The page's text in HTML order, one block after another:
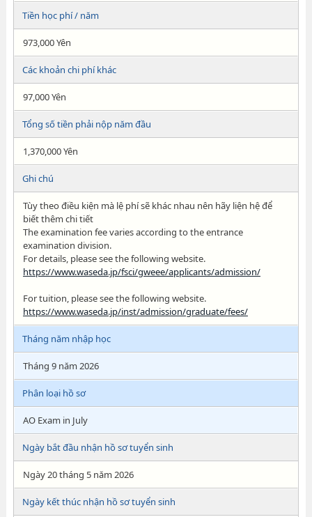
Tiền học phí / năm
973,000 Yên
Các khoản chi phí khác
97,000 Yên
Tổng số tiền phải nộp năm đầu
1,370,000 Yên
Ghi chú
Tùy theo điều kiện mà lệ phí sẽ khác nhau nên hãy liện hệ để
biết thêm chi tiết
The examination fee varies according to the entrance
examination division.
For details, please see the following website.
https://www.waseda.jp/fsci/gweee/applicants/admission/
For tuition, please see the following website.
https://www.waseda.jp/inst/admission/graduate/fees/
Tháng năm nhập học
Tháng 9 năm 2026
Phân loại hồ sơ
AO Exam in July
Ngày bắt đầu nhận hồ sơ tuyển sinh
Ngày 20 tháng 5 năm 2026
Ngày kết thúc nhận hồ sơ tuyển sinh